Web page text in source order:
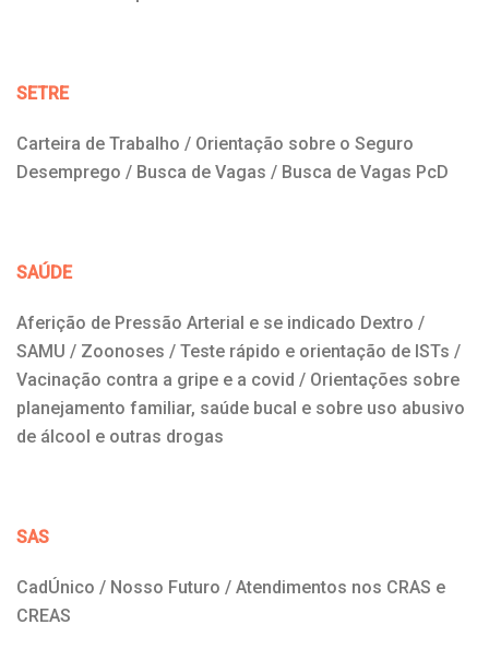
SETRE
Carteira de Trabalho / Orientação sobre o Seguro
Desemprego / Busca de Vagas / Busca de Vagas PcD
SAÚDE
Aferição de Pressão Arterial e se indicado Dextro /
SAMU / Zoonoses / Teste rápido e orientação de ISTs /
Vacinação contra a gripe e a covid / Orientações sobre
planejamento familiar, saúde bucal e sobre uso abusivo
de álcool e outras drogas
SAS
CadÚnico / Nosso Futuro / Atendimentos nos CRAS e
CREAS